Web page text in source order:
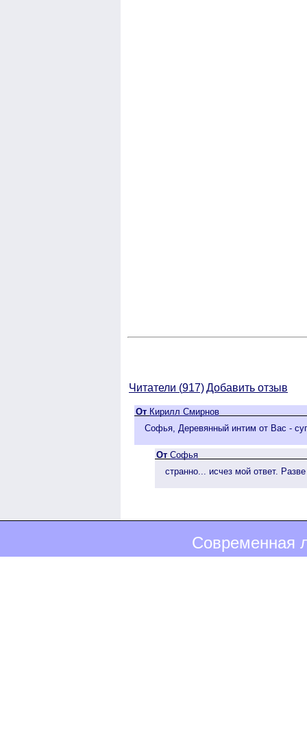
Читатели (917)Добавить отзыв
От Кирилл Смирнов
Софья, Деревянный интим от Вас -
От Софья
странно... исчез мой ответ.
Современная